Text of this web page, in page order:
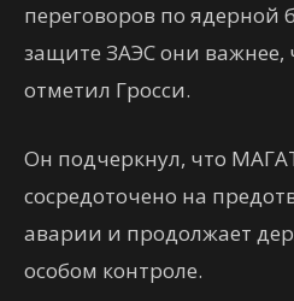
переговоров по ядерной
защите ЗАЭС они
отметил Гросси.
Он подчеркнул, что
сосредоточено на
аварии и продолжает
особом контроле.